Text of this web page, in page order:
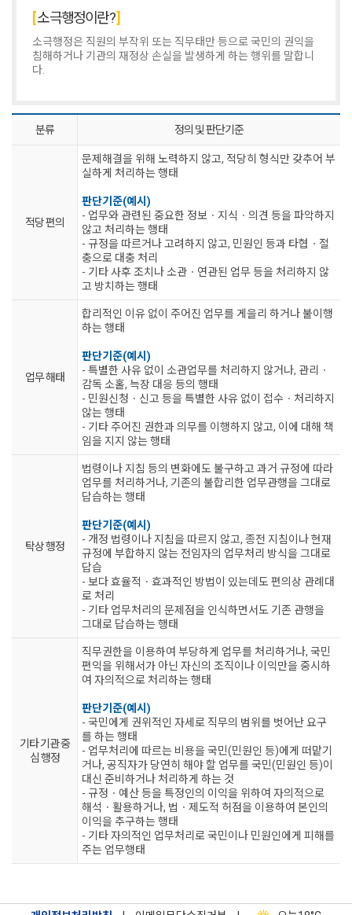
소극행정이란?
소극행정은 직원의 부작위 또는 직무태만 등으로 국민의 권익을
침해하거나 기관의 재정상 손실을 발생하게 하는 행위를 말합니
다.
분류 정의 및 판단기준
적당 편의
문제해결을 위해 노력하지 않고, 적당히 형식만 갖추어 부
실하게 처리하는 행태
판단기준(예시)
- 업무와 관련된 중요한 정보ㆍ지식ㆍ의견 등을 파악하지
않고 처리하는 행태
- 규정을 따르거나 고려하지 않고, 민원인 등과 타협ㆍ절
충으로 대충 처리
- 기타 사후 조치나 소관ㆍ연관된 업무 등을 처리하지 않
고 방치하는 행태
업무 해태
합리적인 이유 없이 주어진 업무를 게을리 하거나 불이행
하는 행태
판단기준(예시)
- 특별한 사유 없이 소관업무를 처리하지 않거나, 관리ㆍ
감독 소홀, 늑장 대응 등의 행태
- 민원신청ㆍ신고 등을 특별한 사유 없이 접수ㆍ처리하지
않는 행태
- 기타 주어진 권한과 의무를 이행하지 않고, 이에 대해 책
임을 지지 않는 행태
탁상 행정
법령이나 지침 등의 변화에도 불구하고 과거 규정에 따라
업무를 처리하거나, 기존의 불합리한 업무관행을 그대로
답습하는 행태
판단기준(예시)
- 개정 법령이나 지침을 따르지 않고, 종전 지침이나 현재
규정에 부합하지 않는 전임자의 업무처리 방식을 그대로
답습
- 보다 효율적ㆍ효과적인 방법이 있는데도 편의상 관례대
로 처리
- 기타 업무처리의 문제점을 인식하면서도 기존 관행을
그대로 답습하는 행태
기타 기관 중
심 행정
직무권한을 이용하여 부당하게 업무를 처리하거나, 국민
편익을 위해서가 아닌 자신의 조직이나 이익만을 중시하
여 자의적으로 처리하는 행태
판단기준(예시)
- 국민에게 권위적인 자세로 직무의 범위를 벗어난 요구
를 하는 행태
- 업무처리에 따르는 비용을 국민(민원인 등)에게 떠맡기
거나, 공직자가 당연히 해야 할 업무를 국민(민원인 등)이
대신 준비하거나 처리하게 하는 것
- 규정ㆍ예산 등을 특정인의 이익을 위하여 자의적으로
해석ㆍ활용하거나, 법ㆍ제도적 허점을 이용하여 본인의
이익을 추구하는 행태
- 기타 자의적인 업무처리로 국민이나 민원인에게 피해를
주는 업무행태